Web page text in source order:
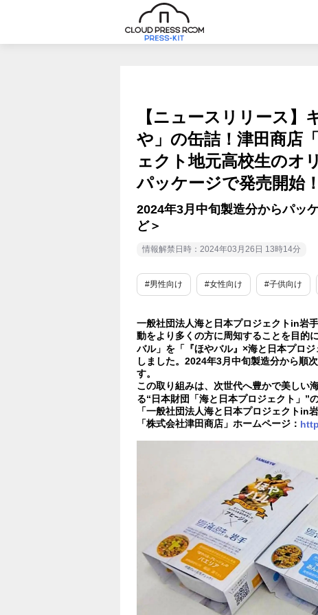
【ニュースリリース】
や」の缶詰！津田商店
ェクト地元高校生のオ
パッケージで発売開始！
2024年3月中旬製造分からパッ
ど＞
情報解禁日時：2024年03月26日 13時14分
#男性向け #女性向け #子供向け
一般社団法人海と日本プロジェクトin岩
動をより多くの方に周知することを目的
バル」を「『ほやバル』×海と日本プロ
しました。2024年3月中旬製造分から順
す。
この取り組みは、次世代へ豊かで美しい
る“日本財団「海と日本プロジェクト」”の
「一般社団法人海と日本プロジェクトin
「株式会社津田商店」ホームページ：